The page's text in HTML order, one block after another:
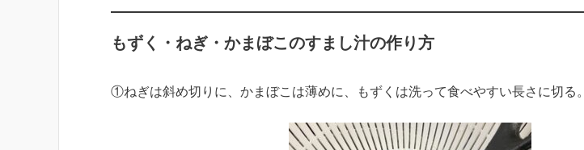
もずく・ねぎ・かまぼこのすまし汁の作り方
①ねぎは斜め切りに、かまぼこは薄めに、もずくは洗って食べやすい長さに切る。